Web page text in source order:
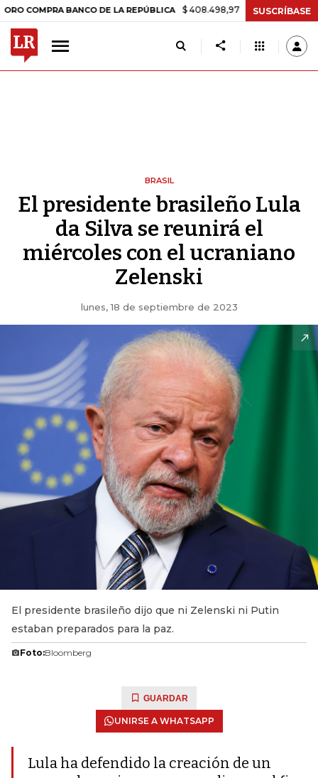
BANCO DE LA REPÚBLICA $ 408.498,97 +$ 8.753,81 +2,19%
SUSCRÍBASE
BRASIL
El presidente brasileño Lula
da Silva se reunirá el
miércoles con el ucraniano
Zelenski
lunes, 18 de septiembre de 2023
El presidente brasileño dijo que ni Zelenski ni Putin
estaban preparados para la paz.
Foto:Bloomberg
GUARDAR
UNIRSE A WHATSAPP
Lula ha defendido la creación de un